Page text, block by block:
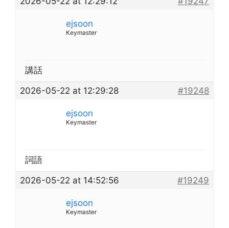
ejsoon
Keymaster
講話
2026-05-22 at 12:29:28
#19248
ejsoon
Keymaster
詞語
2026-05-22 at 14:52:56
#19249
ejsoon
Keymaster